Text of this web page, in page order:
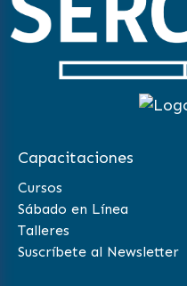
Capacitaciones
Cursos
Sábado en Línea
Talleres
Suscríbete al Newsletter